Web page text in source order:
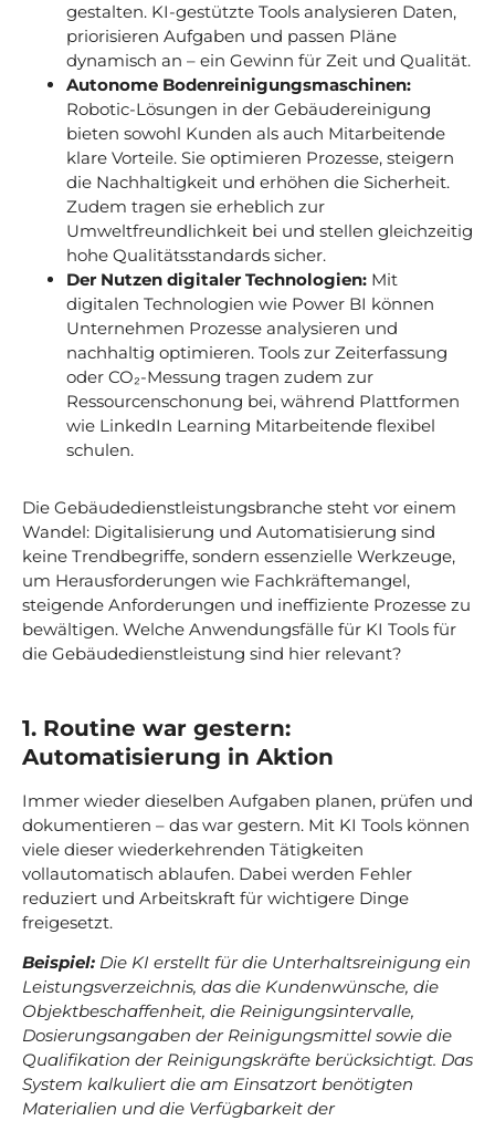
gestalten. KI-gestützte Tools analysieren Daten,
priorisieren Aufgaben und passen Pläne
dynamisch an – ein Gewinn für Zeit und Qualität.
Autonome Bodenreinigungsmaschinen:
Robotic-Lösungen in der Gebäudereinigung
bieten sowohl Kunden als auch Mitarbeitende
klare Vorteile. Sie optimieren Prozesse, steigern
die Nachhaltigkeit und erhöhen die Sicherheit.
Zudem tragen sie erheblich zur
Umweltfreundlichkeit bei und stellen gleichzeitig
hohe Qualitätsstandards sicher.
Der Nutzen digitaler Technologien: Mit
digitalen Technologien wie Power BI können
Unternehmen Prozesse analysieren und
nachhaltig optimieren. Tools zur Zeiterfassung
oder CO₂-Messung tragen zudem zur
Ressourcenschonung bei, während Plattformen
wie LinkedIn Learning Mitarbeitende flexibel
schulen.
Die Gebäudedienstleistungsbranche steht vor einem
Wandel: Digitalisierung und Automatisierung sind
keine Trendbegriffe, sondern essenzielle Werkzeuge,
um Herausforderungen wie Fachkräftemangel,
steigende Anforderungen und ineffiziente Prozesse zu
bewältigen. Welche Anwendungsfälle für KI Tools für
die Gebäudedienstleistung sind hier relevant?
1. Routine war gestern:
Automatisierung in Aktion
Immer wieder dieselben Aufgaben planen, prüfen und
dokumentieren – das war gestern. Mit KI Tools können
viele dieser wiederkehrenden Tätigkeiten
vollautomatisch ablaufen. Dabei werden Fehler
reduziert und Arbeitskraft für wichtigere Dinge
freigesetzt.
Beispiel: Die KI erstellt für die Unterhaltsreinigung ein
Leistungsverzeichnis, das die Kundenwünsche, die
Objektbeschaffenheit, die Reinigungsintervalle,
Dosierungsangaben der Reinigungsmittel sowie die
Qualifikation der Reinigungskräfte berücksichtigt. Das
System kalkuliert die am Einsatzort benötigten
Materialien und die Verfügbarkeit der